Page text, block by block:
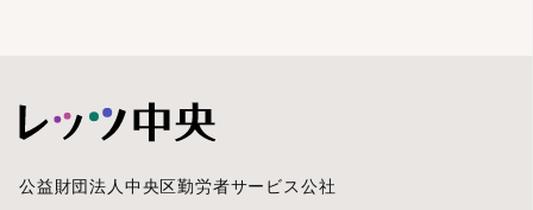
公益財団法人中央区勤労者サービス公社